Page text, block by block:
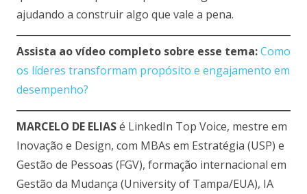
ajudando a construir algo que vale a pena.
Assista ao vídeo completo sobre esse tema:Como
os líderes transformam propósito e engajamento em
desempenho?
MARCELO DE ELIASé LinkedIn Top Voice, mestre em
Inovação e Design, com MBAs em Estratégia (USP) e
Gestão de Pessoas (FGV), formação internacional em
Gestão da Mudança (University of Tampa/EUA), IA